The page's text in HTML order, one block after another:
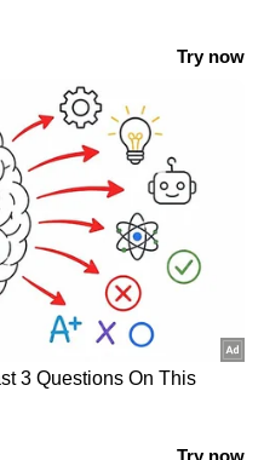
എന്ന് ദില്ലി
മണ്ഡല പുനർനിർണയം:
വിജയ് വിളിച്ച യോഗത്തിൽ
പങ്കെടുക്കാതെ
ഡിഎംകെയും അണ്ണാ
ഡിഎംകെയും; 37
എംപിമാർ യോഗം
ബഹിഷ്കരിച്ചു
ദുരിതം
വെള്ളം